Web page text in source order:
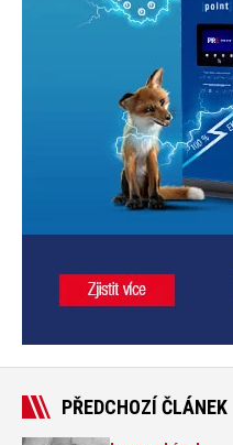
PŘEDCHOZÍ ČLÁNEK